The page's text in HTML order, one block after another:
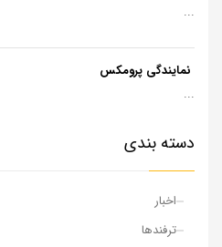
...
نمایندگی پرومکس
...
دسته بندی
اخبار
ترفندها